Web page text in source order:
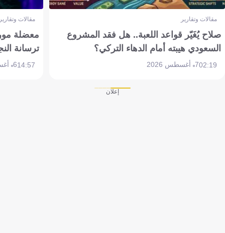
مقالات وتقارير
صلاح يُغَيّر قواعد اللعبة.. هل فقد المشروع
السعودي هيبته أمام الدهاء التركي؟
02:197 أغسطس 2026
مقالات
معضلة
ترسانة
14:576 أغسطس 2026
إعلان